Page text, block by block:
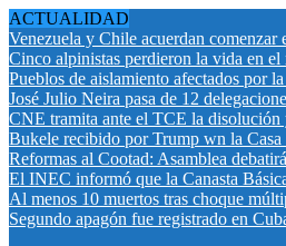
ACTUALIDAD
Venezuela y Chile acuerdan comenzar
Cinco alpinistas perdieron la vida en el
Pueblos de aislamiento afectados por
José Julio Neira pasa de 12
CNE tramita ante el TCE la disolución
Bukele recibido por Trump wn la Casa
Reformas al Cootad: Asamblea
El INEC informó que la Canasta
Al menos 10 muertos tras choque
Segundo apagón fue registrado en